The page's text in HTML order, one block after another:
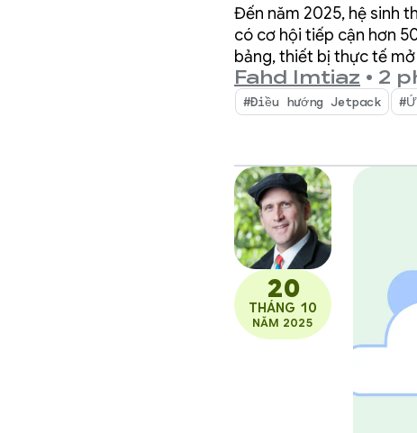
3 điểm
từ năm
Đến năm 2025, hệ sinh
có cơ hội tiếp cận hơn
bảng, thiết bị thực tế
Fahd Imtiaz • 2
#Điều hướng Jetpack
20
THÁNG 10
NĂM 2025